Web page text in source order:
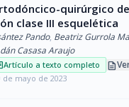
quirúrgico
clase III esquelética
Pando, Beatriz Gurrola
Casasa Araujo
Artículo a texto completo description
de mayo de 2023